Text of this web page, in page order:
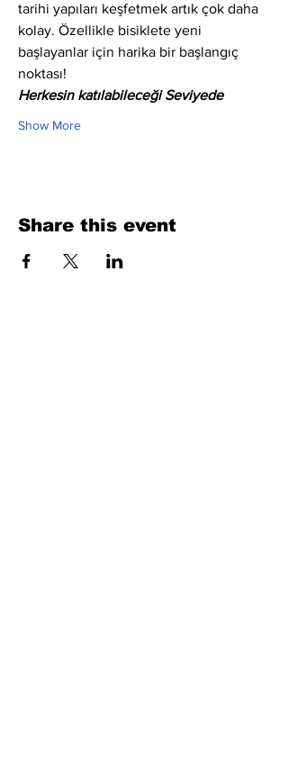
tarihi yapıları keşfetmek artık çok daha
kolay. Özellikle bisiklete yeni
başlayanlar için harika bir başlangıç
noktası!
Herkesin katılabileceği Seviyede
Show More
Share this event